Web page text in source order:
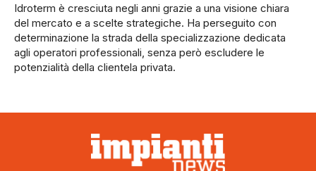
Idroterm è cresciuta negli anni grazie a una visione chiara
del mercato e a scelte strategiche. Ha perseguito con
determinazione la strada della specializzazione dedicata
agli operatori professionali, senza però escludere le
potenzialità della clientela privata.